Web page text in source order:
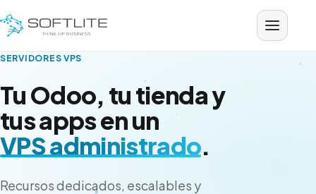
SERVIDORES VPS
Tu Odoo, tu tienda y
tus apps en un
VPS administrado.
Recursos dedicados, escalables y